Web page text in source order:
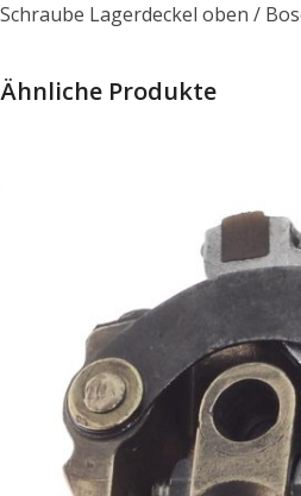
Schraube Lagerdeckel oben /
Ähnliche Produkte